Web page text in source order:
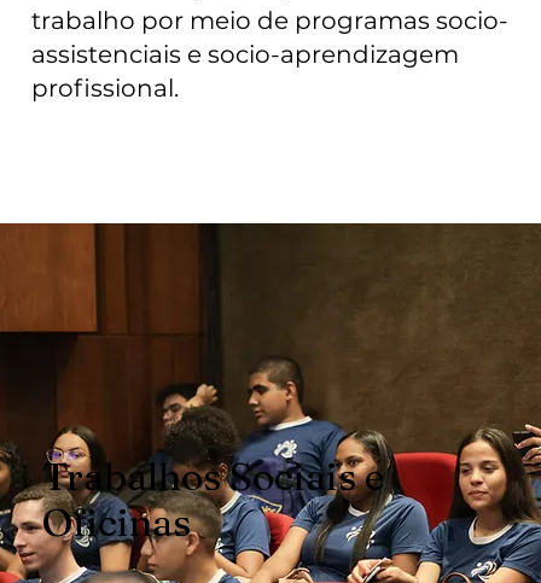
trabalho por meio de programas socio-
assistenciais e socio-aprendizagem
profissional.
Trabalhos Sociais e
Oficinas